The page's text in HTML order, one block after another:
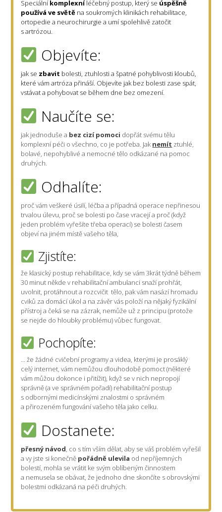
Speciálníkomplexníléčebný postup, který se úspěšně
používá ve světě na soukromých klinikách rehabilitace,
ortopedie a neurochirurgie a umí spolehlivě zatočit
s artrózou.
Objevíte:
jak se zbavit bolesti, ztuhlosti a špatné pohyblivosti kloubů,
které vám artróza přináší. Objevíte jak bez bolesti zase spát,
vstávat a pohybovat se během dne bez omezení.
Naučíte se:
jak jednoduše a bez cizí pomoci dopřát svému tělu
komplexní péči o všechno, co je potřeba. Jak nemít ztuhlé,
bolavé, nepohyblivé a nemocné tělo odkázané na pomoc
druhých.
Odhalíte:
proč vám veškeré úsilí, léčba a případná operace nepřinesou
trvalou úlevu, proč se bolesti po čase vracejí a proč (když
jeden problém vyřešíte třeba operací) se bolesti časem
objeví na jiném místě vašeho těla,
Zjistíte:
že klasický postup rehabilitace, kdy se vám 3krát týdně během
30 minut někde v rehabilitační ambulanci snaží prohřát,
uvolnit, protáhnout a rozcvičit tělo, pak vám nasází hromadu
cviků za domácí úkol a na závěr vás položí na nějaký fyzikální
přístroj a čeká se na zázrak, nemůže už z principu (protože
se nejde do hloubky problému) vůbec fungovat.
Pochopíte:
... že žádné cvičební programy a videa, kterými je prosáklý
celý internet, vám nemůžou dlouhodobě pomoct (některé
vám můžou dokonce i přitížit), když se v nich nepropojí
správně (a ve správném pořadí) rehabilitační postup
s odbornými medicínskými znalostmi o správném
a přirozeném fungování vašeho těla jako celku.
Dostanete:
přesný návod, co s tím vším dělat, aby se váš problém vyřešil
a vy jste si konečně pořádně ulevila od nepříjemných
bolestí, mohla se vrátit ke svým oblíbeným činnostem
a nemusela se obávat, že jednoho dne skončíte s obrovskými
bolestmi odkázaná na péči druhých.